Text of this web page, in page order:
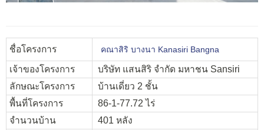
ชื่อโครงการ คณาสิริ บางนา Kanasiri Bangna
เจ้าของโครงการ
บริษัท แสนสิริ จำกัด มหาชน Sansiri
ลักษณะโครงการ
บ้านเดี่ยว 2 ชั้น
พื้นที่โครงการ
86-1-77.72 ไร่
จำนวนบ้าน
401 หลัง